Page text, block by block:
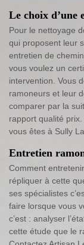
Le choix d’une
Pour le nettoyage
qui proposent leur
entretien de
vous voulez un
intervention. Vous
ramoneurs et leur
comparer par la
rapport qualité
vous êtes à Sully
Entretien
Comment
répliquer à cette
ses spécialistes
faire lorsque vous
c’est : analyser
cette étude que le